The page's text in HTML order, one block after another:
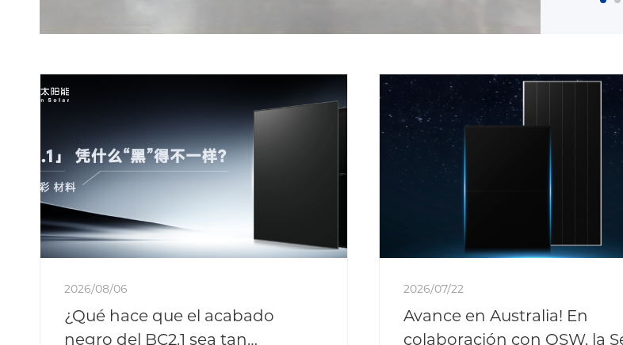
2026/08/06
¿Qué hace que el acabado
negro del BC2.1 sea tan
2026/07/22
Avance en Australia! En
colaboración con OSW, la